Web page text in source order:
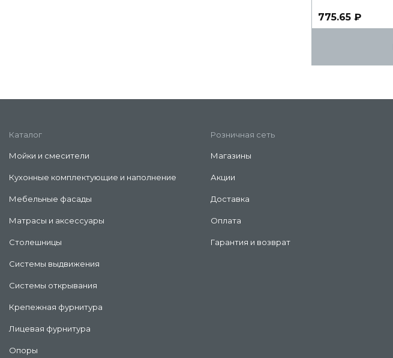
775.65 ₽
Каталог
Мойки и смесители
Кухонные комплектующие и наполнение
Мебельные фасады
Матрасы и аксессуары
Столешницы
Системы выдвижения
Системы открывания
Крепежная фурнитура
Лицевая фурнитура
Опоры
Розничная сеть
Магазины
Акции
Доставка
Оплата
Гарантия и возврат